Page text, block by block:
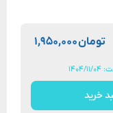
۱,۹۵۰,۰۰۰تومان
۰۴
خرید